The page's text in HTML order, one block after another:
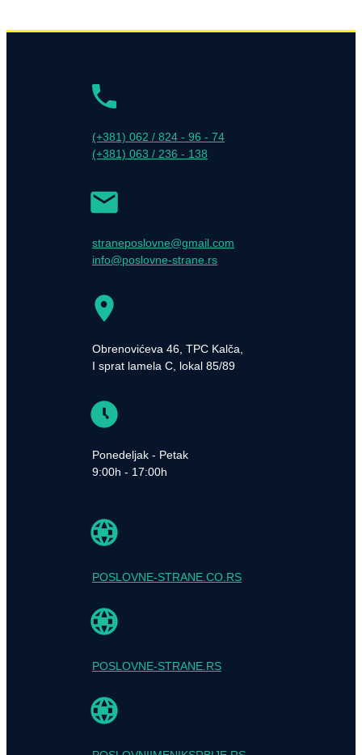
(+381) 062 / 824 - 96 - 74
(+381) 063 / 236 - 138
straneposlovne@gmail.com
info@poslovne-strane.rs
Obrenovićeva 46, TPC Kalča,
I sprat lamela C, lokal 85/89
Ponedeljak - Petak
9:00h - 17:00h
POSLOVNE-STRANE.CO.RS
POSLOVNE-STRANE.RS